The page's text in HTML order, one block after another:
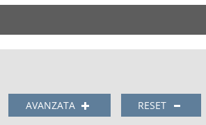
AVANZATA RESET